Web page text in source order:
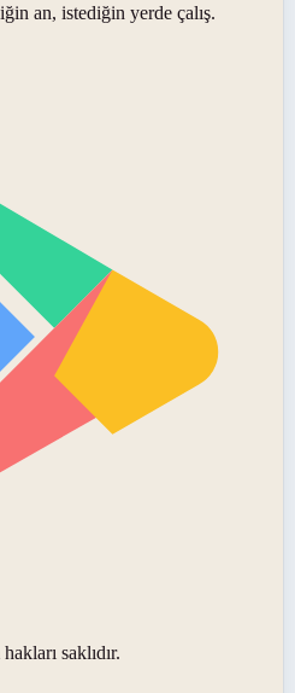
an, istediğin yerde çalış.
saklıdır.